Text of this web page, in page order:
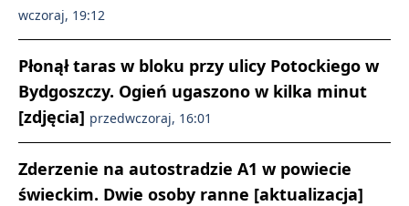
wczoraj, 19:12
Płonął taras w bloku przy ulicy Potockiego w
Bydgoszczy. Ogień ugaszono w kilka minut
[zdjęcia] przedwczoraj, 16:01
Zderzenie na autostradzie A1 w powiecie
świeckim. Dwie osoby ranne [aktualizacja]